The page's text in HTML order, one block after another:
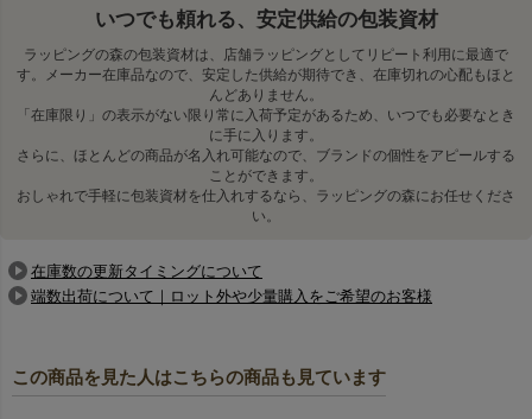
いつでも頼れる、安定供給の包装資材
ラッピングの森の包装資材は、店舗ラッピングとしてリピート利用に最適で
す。メーカー在庫品なので、安定した供給が期待でき、在庫切れの心配もほと
んどありません。
「在庫限り」の表示がない限り常に入荷予定があるため、いつでも必要なとき
に手に入ります。
さらに、ほとんどの商品が名入れ可能なので、ブランドの個性をアピールする
ことができます。
おしゃれで手軽に包装資材を仕入れするなら、ラッピングの森にお任せくださ
い。
在庫数の更新タイミングについて
端数出荷について｜ロット外や少量購入をご希望のお客様
この商品を見た人はこちらの商品も見ています